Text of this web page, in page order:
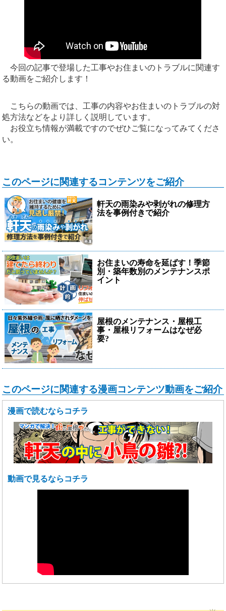
今回の記事で登場した工事やお住まいのトラブルに関連す
る動画をご紹介します！
こちらの動画では、工事の内容やお住まいのトラブルの対
処方法などをより詳しく説明しています。
お役立ち情報が満載ですのでぜひご覧になってみてくださ
い。
このページに関連するコンテンツをご紹介
軒天の雨染みや剥がれの修理方
法を事例付きで紹介
お住まいの寿命を延ばす！季節
別・築年数別のメンテナンスポ
イント
屋根のメンテナンス・屋根工
事・屋根リフォームはなぜ必
要?
このページに関連する漫画コンテンツ動画をご紹介
漫画で読むならコチラ
動画で見るならコチラ